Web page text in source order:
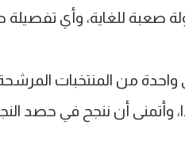
صعبة للغاية، وأي تفصيلة
واحدة من المنتخبات
وأتمنى أن ننجح في حصد